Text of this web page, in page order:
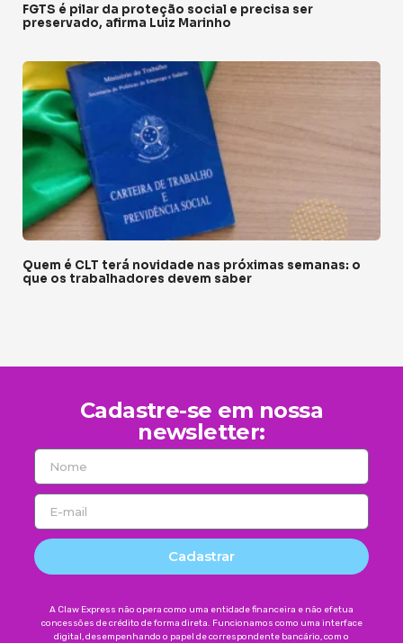
FGTS é pilar da proteção social e precisa ser
preservado, afirma Luiz Marinho
Quem é CLT terá novidade nas próximas semanas: o
que os trabalhadores devem saber
Cadastre-se em nossa
newsletter:
Cadastrar
A Claw Express não opera como uma entidade financeira e não efetua
concessões de crédito de forma direta. Funcionamos como uma interface
digital, desempenhando o papel de correspondente bancário, com o